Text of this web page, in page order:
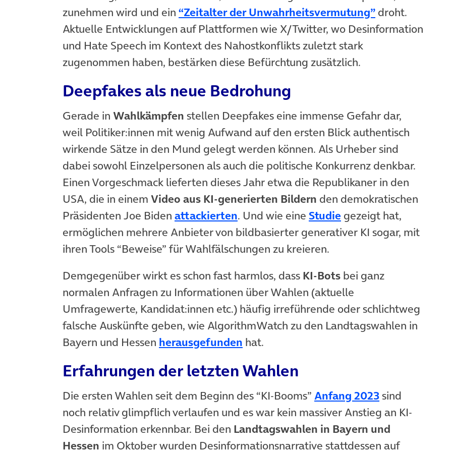
zunehmen wird und ein “Zeitalter der Unwahrheitsvermutung”(öffnet in
droht.
Aktuelle Entwicklungen auf Plattformen wie X/Twitter, wo Desinformation
und Hate Speech im Kontext des Nahostkonflikts zuletzt stark
zugenommen haben, bestärken diese Befürchtung zusätzlich.
Deepfakes als neue Bedrohung
Gerade in Wahlkämpfen stellen Deepfakes eine immense Gefahr dar,
weil Politiker:innen mit wenig Aufwand auf den ersten Blick authentisch
wirkende Sätze in den Mund gelegt werden können. Als Urheber sind
dabei sowohl Einzelpersonen als auch die politische Konkurrenz denkbar.
Einen Vorgeschmack lieferten dieses Jahr etwa die Republikaner in den
USA, die in einem Video aus KI-generierten Bildern den demokratischen
Präsidenten Joe Biden attackierten(öffnet in neuem Tab)
. Und wie eine Studie(öffnet in neuem Tab)
gezeigt hat,
ermöglichen mehrere Anbieter von bildbasierter generativer KI sogar, mit
ihren Tools “Beweise” für Wahlfälschungen zu kreieren.
Demgegenüber wirkt es schon fast harmlos, dass KI-Bots bei ganz
normalen Anfragen zu Informationen über Wahlen (aktuelle
Umfragewerte, Kandidat:innen etc.) häufig irreführende oder schlichtweg
falsche Auskünfte geben, wie AlgorithmWatch zu den Landtagswahlen in
Bayern und Hessen herausgefunden (öffnet in neuem Tab)
hat.
Erfahrungen der letzten Wahlen
Die ersten Wahlen seit dem Beginn des “KI-Booms” Anfang 2023(öffnet in
sind
noch relativ glimpflich verlaufen und es war kein massiver Anstieg an KI-
Desinformation erkennbar. Bei den Landtagswahlen in Bayern und
Hessen im Oktober wurden Desinformationsnarrative stattdessen auf